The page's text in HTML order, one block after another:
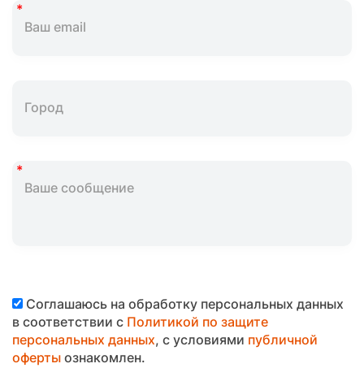
Соглашаюсь на обработку персональных данных
в соответствии с Политикой по защите
персональных данных, с условиями публичной
офертыознакомлен.